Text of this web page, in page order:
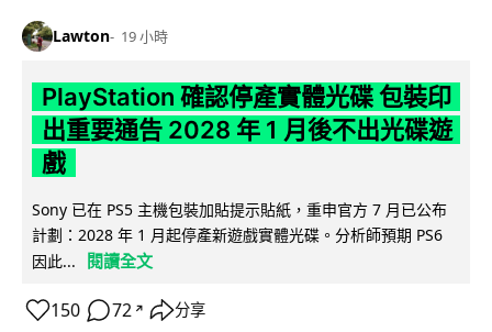
Lawton 19 小時
PlayStation 確認停產實體光碟 包裝印
出重要通告 2028 年 1 月後不出光碟遊
戲
Sony 已在 PS5 主機包裝加貼提示貼紙，重申官方 7 月已公布
計劃：2028 年 1 月起停產新遊戲實體光碟。分析師預期 PS6
因此...
閱讀全文
150 72 ↗ 分享